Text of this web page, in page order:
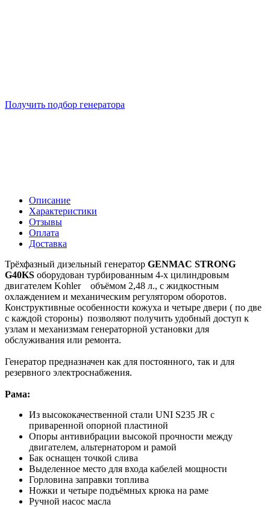
Получить подбор генератора
Описание
Характеристики
Отзывы
Оплата
Доставка
Трёхфазный дизельный генератор GENMAC STRONG
G40KS оборудован турбированным 4-х цилиндровым
двигателем Kohler объёмом 2,48 л., с жидкостным
охлаждением и механическим регулятором оборотов.
Конструктивные особенности кожуха и четыре двери ( по две
с каждой стороны) позволяют получить удобный доступ к
узлам и механизмам генераторной установки для
обслуживания или ремонта.
Генератор предназначен как для постоянного, так и для
резервного электроснабжения.
Рама:
Из высококачественной стали UNI S235 JR с
приваренной опорной пластиной
Опоры антивибрации высокой прочности между
двигателем, альтернатором и рамой
Бак оснащен точкой слива
Выделенное место для входа кабелей мощности
Горловина заправки топлива
Ножки и четыре подъёмных крюка на раме
Ручной насос масла